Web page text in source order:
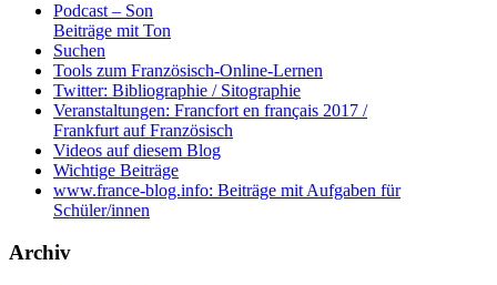
Podcast – Son
Beiträge mit Ton
Suchen
Tools zum Französisch-Online-Lernen
Twitter: Bibliographie / Sitographie
Veranstaltungen: Francfort en français 2017 /
Frankfurt auf Französisch
Videos auf diesem Blog
Wichtige Beiträge
www.france-blog.info: Beiträge mit Aufgaben für
Schüler/innen
Archiv